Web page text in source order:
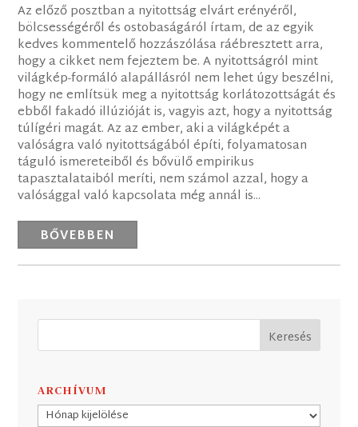
Az előző posztban a nyitottság elvárt erényéről,
bölcsességéről és ostobaságáról írtam, de az egyik
kedves kommentelő hozzászólása ráébresztett arra,
hogy a cikket nem fejeztem be. A nyitottságról mint
világkép-formáló alapállásról nem lehet úgy beszélni,
hogy ne említsük meg a nyitottság korlátozottságát és
ebből fakadó illúzióját is, vagyis azt, hogy a nyitottság
túlígéri magát. Az az ember, aki a világképét a
valóságra való nyitottságából építi, folyamatosan
táguló ismereteiből és bővülő empirikus
tapasztalataiból meríti, nem számol azzal, hogy a
valósággal való kapcsolata még annál is...
BŐVEBBEN
ARCHÍVUM
Archívum